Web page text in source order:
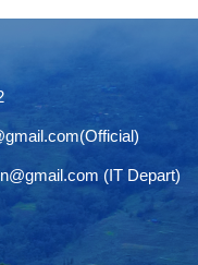
(Official)
(IT Depart)